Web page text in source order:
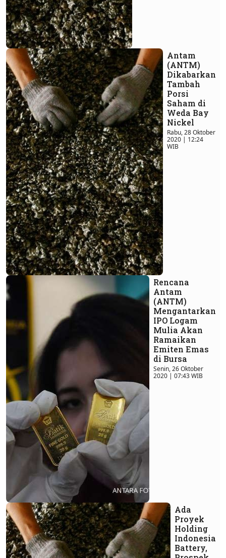
Antam
(ANTM)
Dikabarkan
Tambah
Porsi
Saham di
Weda Bay
Nickel
Rabu, 28 Oktober
2020 | 12:24
WIB
Rencana
Antam
(ANTM)
Mengantarkan
IPO Logam
Mulia Akan
Ramaikan
Emiten Emas
di Bursa
Senin, 26 Oktober
2020 | 07:43 WIB
Ada
Proyek
Holding
Indonesia
Battery,